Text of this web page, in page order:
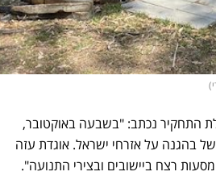
התחקיר נכתב: "בשבעה באוקטובר,
בהגנה על אזרחי ישראל. אוגדת עזה
רצח ביישובים ובצירי התנועה".